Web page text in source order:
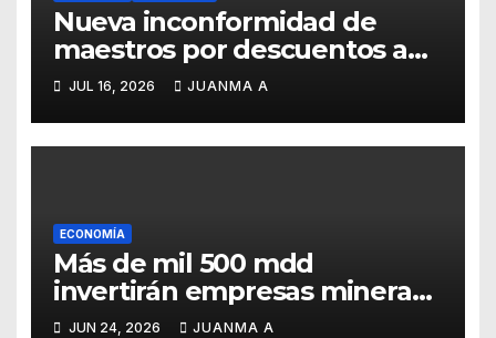
Nueva inconformidad de
maestros por descuentos a
sus sueldos
JUL 16, 2026 JUANMA A
ECONOMÍA
Más de mil 500 mdd
invertirán empresas mineras
en Guanajuato
JUN 24, 2026 JUANMA A